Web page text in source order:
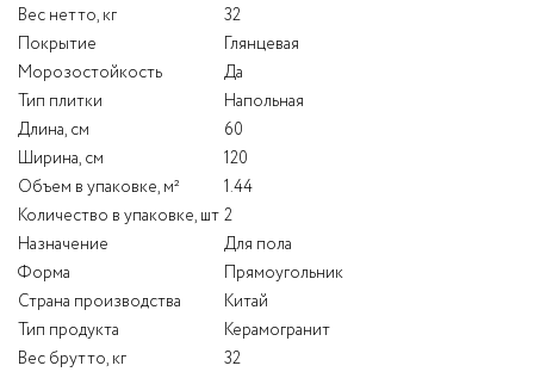
Вес нетто, кг
32
Покрытие
Глянцевая
Морозостойкость
Да
Тип плитки
Напольная
Длина, см
60
Ширина, см
120
Объем в упаковке, м²
1.44
Количество в упаковке, шт 2
Назначение
Для пола
Форма
Прямоугольник
Страна производства
Китай
Тип продукта
Керамогранит
Вес брутто, кг
32